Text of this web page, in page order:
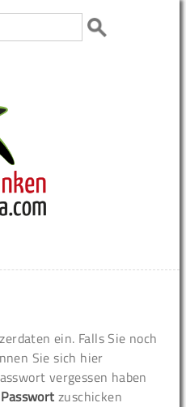
ein. Falls Sie noch
Sie sich hier
vergessen haben
zuschicken